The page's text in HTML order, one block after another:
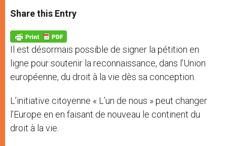
t
s
p
p
s
e
g
e
r
e
b
o
k
Share this Entry
Il est désormais possible de signer la pétition en
ligne pour soutenir la reconnaissance, dans l’Union
européenne, du droit à la vie dès sa conception.
L’initiative citoyenne « L’un de nous » peut changer
l’Europe en en faisant de nouveau le continent du
droit à la vie.